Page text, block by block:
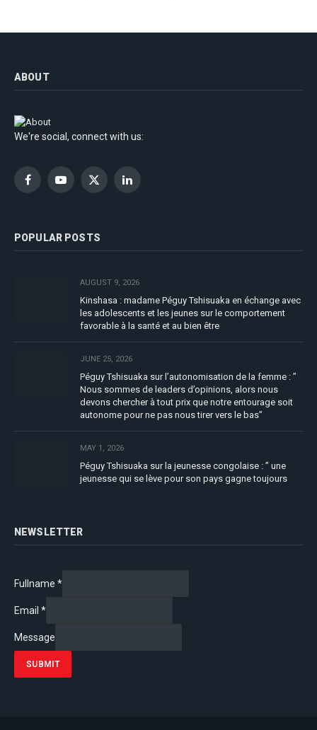
ABOUT
We're social, connect with us:
FacebookYouTubeX
LinkedIn
POPULAR POSTS
AUGUST 9, 2026
Kinshasa : madame Péguy Tshisuaka en échange avec
les adolescents et les jeunes sur le comportement
favorable à la santé et au bien être
JUNE 25, 2026
Péguy Tshisuaka sur l’autonomisation de la femme : ”
Nous sommes de leaders d’opinions, alors nous
devons chercher à tout prix que notre entourage soit
autonome pour ne pas nous tirer vers le bas”
MAY 1, 2026
Péguy Tshisuaka sur la jeunesse congolaise : ” une
jeunesse qui se lève pour son pays gagne toujours
NEWSLETTER
Fullname *
Email *
Message
SUBMIT